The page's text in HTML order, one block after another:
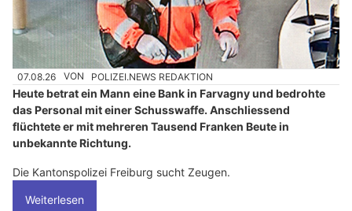
07.08.26 VON POLIZEI.NEWS REDAKTION
Heute betrat ein Mann eine Bank in Farvagny und bedrohte
das Personal mit einer Schusswaffe. Anschliessend
flüchtete er mit mehreren Tausend Franken Beute in
unbekannte Richtung.
Die Kantonspolizei Freiburg sucht Zeugen.
Weiterlesen